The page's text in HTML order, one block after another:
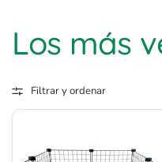
Los más
Filtrar y ordenar